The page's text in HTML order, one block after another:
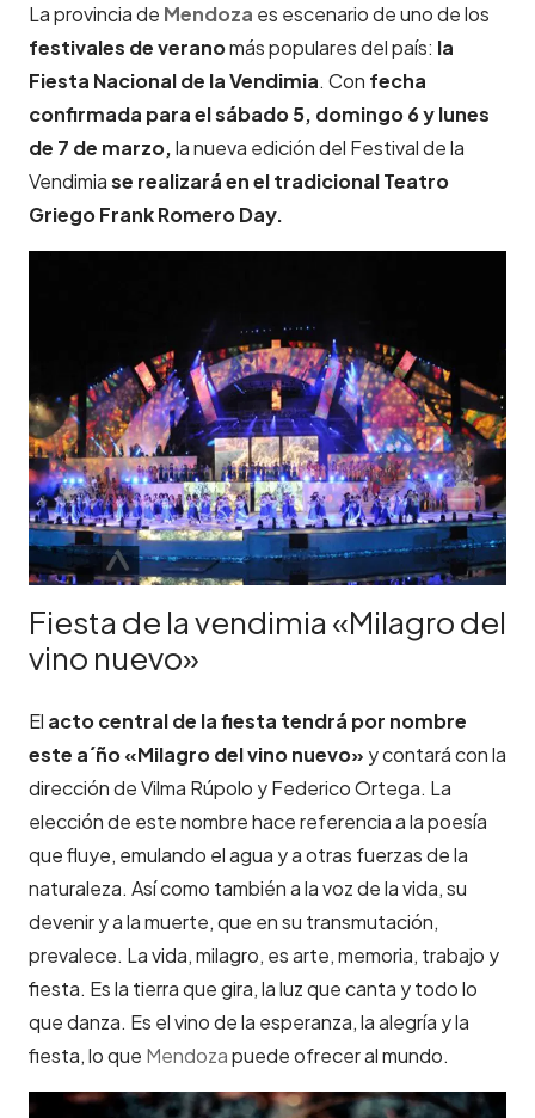
La provincia de Mendoza es escenario de uno de los
festivales de veranomás populares del país: la
Fiesta Nacional de la Vendimia. Con fecha
confirmada para el sábado 5, domingo 6 y lunes
de 7 de marzo,la nueva edición del Festival de la
Vendimiase realizará en el tradicional Teatro
Griego Frank Romero Day.
Fiesta de la vendimia «Milagro del
vino nuevo»
El acto central de la fiesta tendrá por nombre
este a´ño «Milagro del vino nuevo» y contará con la
dirección de Vilma Rúpolo y Federico Ortega. La
elección de este nombre hace referencia a la poesía
que fluye, emulando el agua y a otras fuerzas de la
naturaleza. Así como también a la voz de la vida, su
devenir y a la muerte, que en su transmutación,
prevalece. La vida, milagro, es arte, memoria, trabajo y
fiesta. Es la tierra que gira, la luz que canta y todo lo
que danza. Es el vino de la esperanza, la alegría y la
fiesta, lo que Mendozapuede ofrecer al mundo.